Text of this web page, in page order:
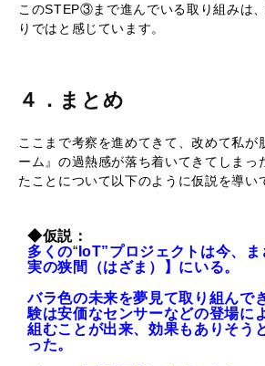
このSTEP③まで進んでいる取り組みは
りではと感じています。
４．まとめ
ここまで考察を進めてきて、改めて私が
ーム』の過熱感が落ち着いてきてしまっ
たことについて以下のように仮説を導い
◆仮説：
多くの“ IoT”プロジェクトは今、
実の狭間（はざま）】にいる。
バラ色の未来を夢見て取り組んで
験は安価なセンサーなどの登場に
組むことが出来、効果もありそう
った。